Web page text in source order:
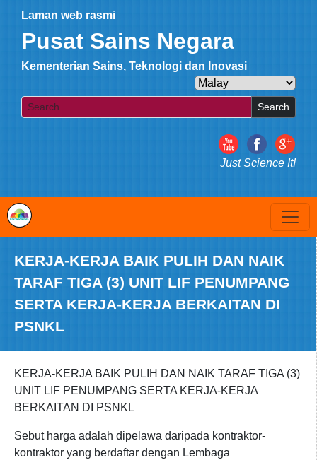
Laman web rasmi
Pusat Sains Negara
Kementerian Sains, Teknologi dan Inovasi
Search
Just Science It!
KERJA-KERJA BAIK PULIH DAN NAIK
TARAF TIGA (3) UNIT LIF PENUMPANG
SERTA KERJA-KERJA BERKAITAN DI
PSNKL
KERJA-KERJA BAIK PULIH DAN NAIK TARAF TIGA (3)
UNIT LIF PENUMPANG SERTA KERJA-KERJA
BERKAITAN DI PSNKL
Sebut harga adalah dipelawa daripada kontraktor-
kontraktor yang berdaftar dengan Lembaga